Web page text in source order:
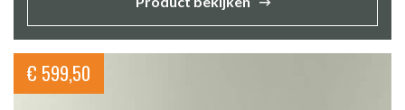
€ 599,50